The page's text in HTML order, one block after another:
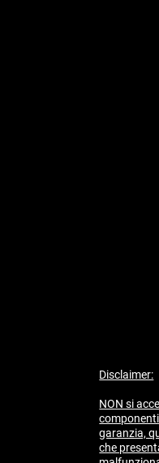
Disclaimer:
NON si
garanzia,
che